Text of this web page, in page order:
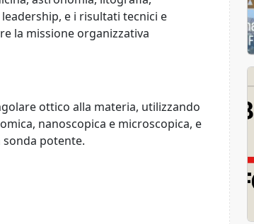
e i risultati tecnici e
la missione organizzativa
ottico alla materia, utilizzando
nanoscopica e microscopica, e
sonda potente.